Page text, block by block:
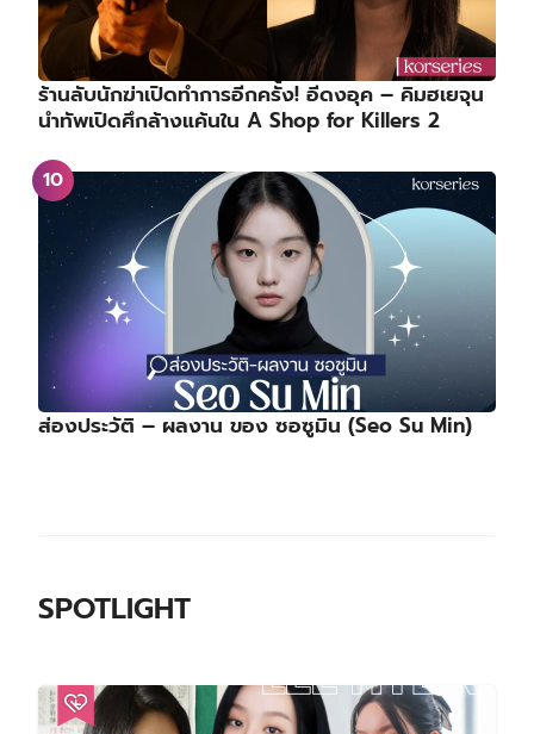
ร้านลับนักฆ่าเปิดทำการอีกครั้ง! อีดงอุค – คิมฮเยจุน
นำทัพเปิดศึกล้างแค้นใน A Shop for Killers 2
ส่องประวัติ – ผลงาน ของ ซอซูมิน (Seo Su Min)
SPOTLIGHT